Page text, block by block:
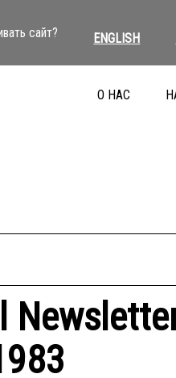
сайт? ENGLISH
О НАС